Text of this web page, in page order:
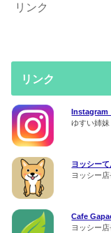
リンク
リンク
Instagram
ゆすい姉
ヨッシー
ヨッシー
Cafe
ヨッシー